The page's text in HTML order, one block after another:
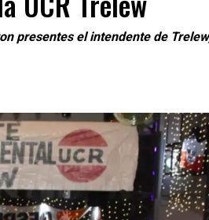
presentes el intendente de